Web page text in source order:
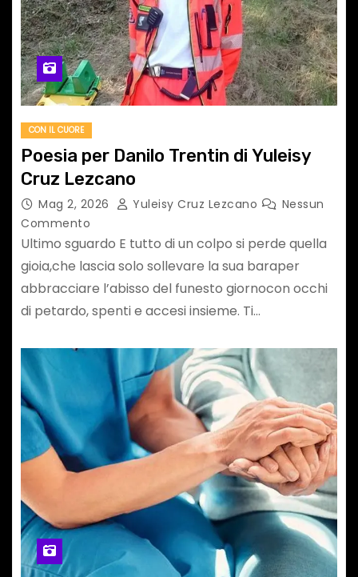
CON IL CUORE
Poesia per Danilo Trentin di Yuleisy
Cruz Lezcano
Mag 2, 2026 Yuleisy Cruz Lezcano
Nessun
Commento
Ultimo sguardo E tutto di un colpo si perde quella
gioia,che lascia solo sollevare la sua baraper
abbracciare l’abisso del funesto giornocon occhi
di petardo, spenti e accesi insieme. Ti…